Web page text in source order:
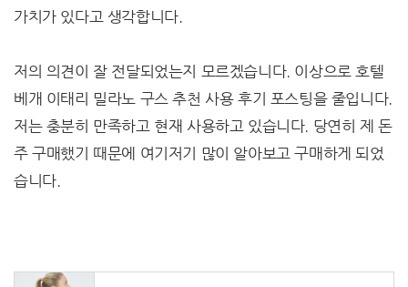
가치가 있다고 생각합니다.
저의 의견이 잘 전달되었는지 모르겠습니다. 이상으로 호텔
베개 이태리 밀라노 구스 추천 사용 후기 포스팅을 줄입니다.
저는 충분히 만족하고 현재 사용하고 있습니다. 당연히 제 돈
주 구매했기 때문에 여기저기 많이 알아보고 구매하게 되었
습니다.